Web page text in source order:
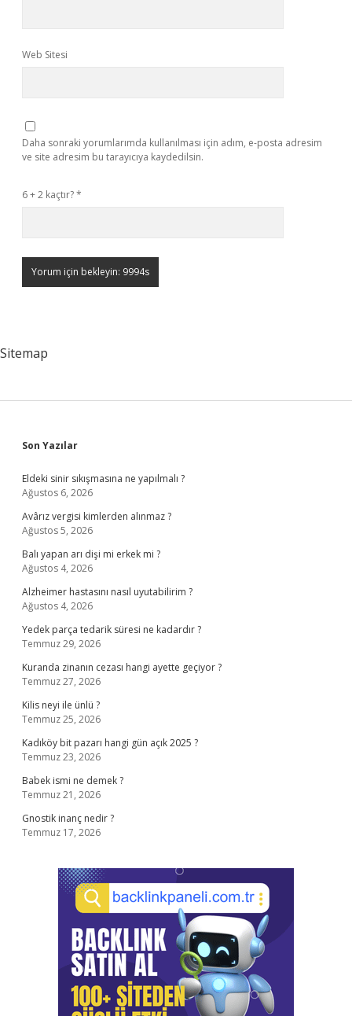
Web Sitesi
Daha sonraki yorumlarımda kullanılması için adım, e-posta adresim
ve site adresim bu tarayıcıya kaydedilsin.
6 + 2 kaçtır?*
Sitemap
Sidebar
Son Yazılar
Eldeki sinir sıkışmasına ne yapılmalı ?
Ağustos 6, 2026
Avârız vergisi kimlerden alınmaz ?
Ağustos 5, 2026
Balı yapan arı dişi mi erkek mi ?
Ağustos 4, 2026
Alzheimer hastasını nasıl uyutabilirim ?
Ağustos 4, 2026
Yedek parça tedarik süresi ne kadardır ?
Temmuz 29, 2026
Kuranda zinanın cezası hangi ayette geçiyor ?
Temmuz 27, 2026
Kilis neyi ile ünlü ?
Temmuz 25, 2026
Kadıköy bit pazarı hangi gün açık 2025 ?
Temmuz 23, 2026
Babek ismi ne demek ?
Temmuz 21, 2026
Gnostik inanç nedir ?
Temmuz 17, 2026